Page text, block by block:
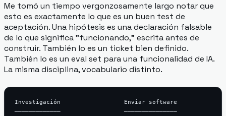
Me tomó un tiempo vergonzosamente largo notar que
esto es exactamente lo que es un buen test de
aceptación. Una hipótesis es una declaración falsable
de lo que significa "funcionando," escrita antes de
construir. También lo es un ticket bien definido.
También lo es un eval set para una funcionalidad de IA.
La misma disciplina, vocabulario distinto.
Investigación                  Enviar software
─────────────                  ───────────────